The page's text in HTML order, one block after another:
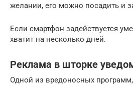
желании, его можно посадить и
Если смартфон задействуется
хватит на несколько дней.
Реклама в шторке
Одной из вредоносных